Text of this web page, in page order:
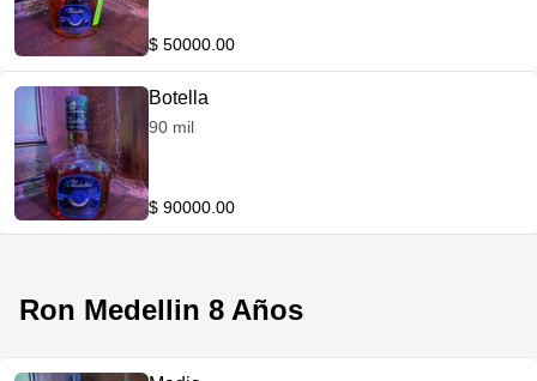
$ 50000.00
Botella
90 mil
$ 90000.00
Ron Medellin 8 Años